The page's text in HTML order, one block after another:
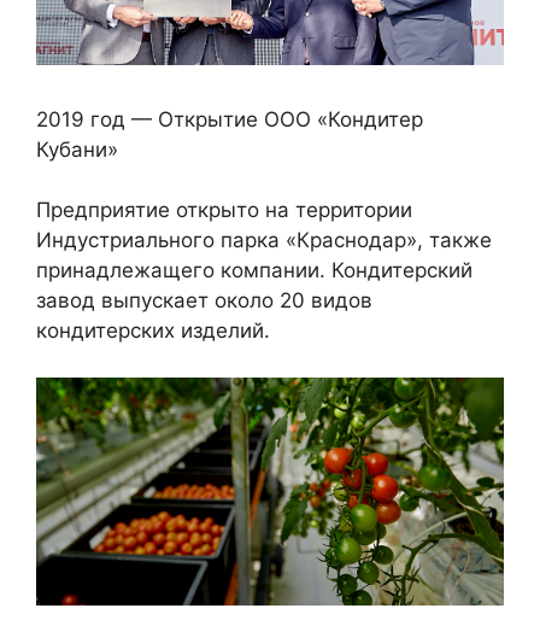
2019 год — Открытие ООО «Кондитер
Кубани»
Предприятие открыто на территории
Индустриального парка «Краснодар», также
принадлежащего компании. Кондитерский
завод выпускает около 20 видов
кондитерских изделий.